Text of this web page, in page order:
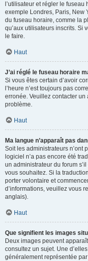
l’utilisateur et régler le
exemple Londres, Paris, New
du fuseau horaire, comme la
qu’aux utilisateurs inscrits. Si
le faire.
Haut
J’ai réglé le fuseau horaire
Si vous êtes certain d’avoir
l’heure n’est toujours pas
erronée. Veuillez contacter
problème.
Haut
Ma langue n’apparaît pas
Soit les administrateurs n’ont
logiciel n’a pas encore été
un administrateur du forum
vous souhaitez. Si la
porter volontaire et
d’informations, veuillez vous
anglais).
Haut
Que signifient les images
Deux images peuvent
consultez un sujet. Une
généralement représentée